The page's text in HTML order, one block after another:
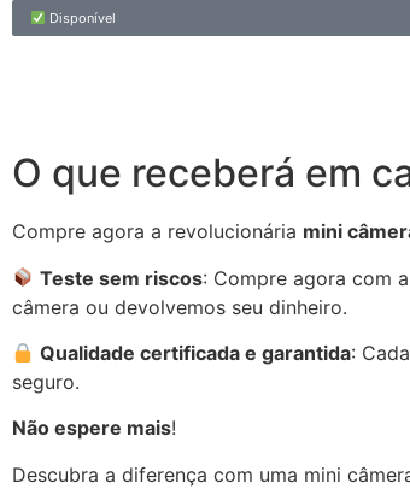
Disponível
O que receberá em
Compre agora a revolucionária mini
Teste sem riscos: Compre agora com a
câmera ou devolvemos seu dinheiro.
Qualidade certificada e garantida:
seguro.
Não espere mais!
Descubra a diferença com uma mini